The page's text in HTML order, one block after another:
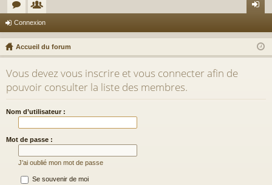
or
u
m
s
e
m
br
es
ne
xi
Connexion
Accueil du forum
Vous devez vous inscrire et vous connecter afin de
pouvoir consulter la liste des membres.
Nom d’utilisateur :
Mot de passe :
J’ai oublié mon mot de passe
Se souvenir de moi